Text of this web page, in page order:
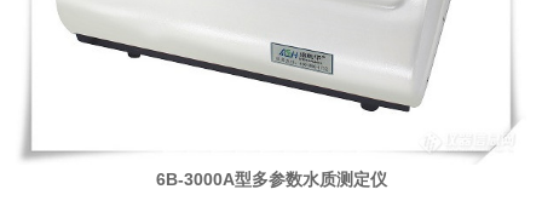
6B-3000A型多参数水质测定仪